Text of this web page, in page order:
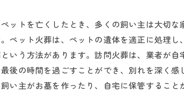
ットを亡くしたとき、多くの飼い主は大切
ペット火葬は、ペットの遺体を適正に処理
いう方法があります。訪問火葬は、業者が
後の時間を過ごすことができ、別れを深く
い主がお墓を作ったり、自宅に保管するこ